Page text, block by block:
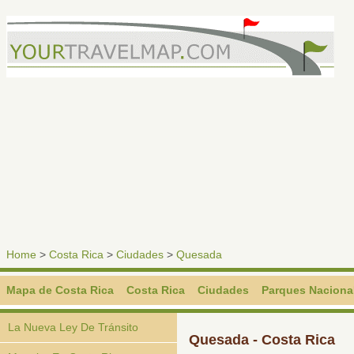
Home > Costa Rica > Ciudades > Quesada
Mapa de Costa Rica Costa Rica Ciudades Parques
La Nueva Ley De Tránsito
Quesada - Costa Rica